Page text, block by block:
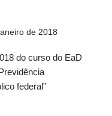
de 2018
do curso do EaD
federal”